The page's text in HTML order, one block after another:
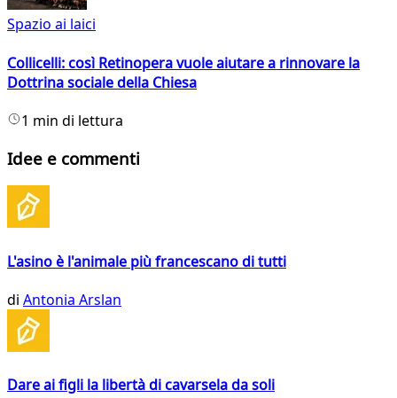
Spazio ai laici
Collicelli: così Retinopera vuole aiutare a rinnovare la
Dottrina sociale della Chiesa
1 min di lettura
Idee e commenti
L'asino è l'animale più francescano di tutti
di Antonia Arslan
Dare ai figli la libertà di cavarsela da soli